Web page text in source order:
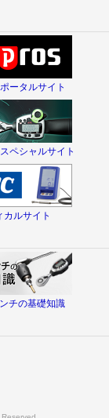
ータルサイト
ペシャルサイト
カルサイト
チの基礎知識